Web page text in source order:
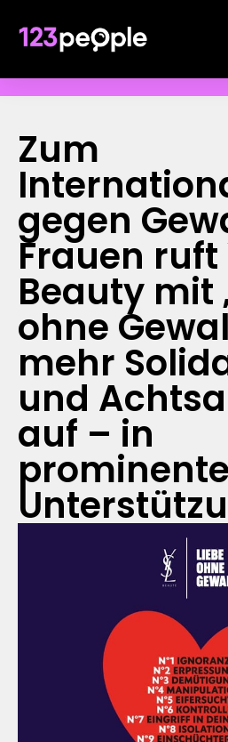
Zum
gegen
Frauen ruft
Beauty mit
ohne
mehr
und
auf – in